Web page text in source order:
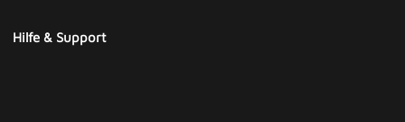
Hilfe & Support